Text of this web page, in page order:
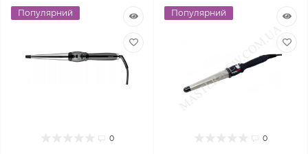
Популярний
0
Популярний
0